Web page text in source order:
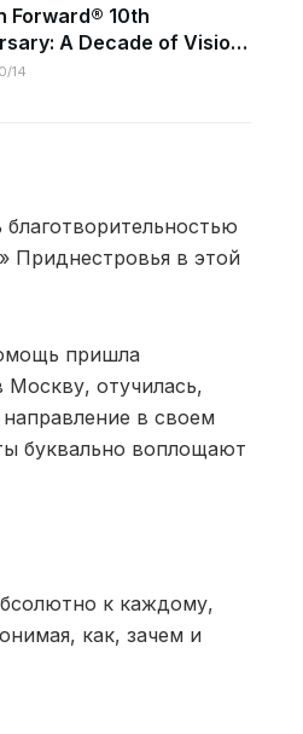
Forward® 10th
A Decade of Vision
Shines at Hôtel Le
14
Приднестровья в этой
пришла
Москву, отучилась,
в своем
буквально воплощают
к каждому,
как, зачем и